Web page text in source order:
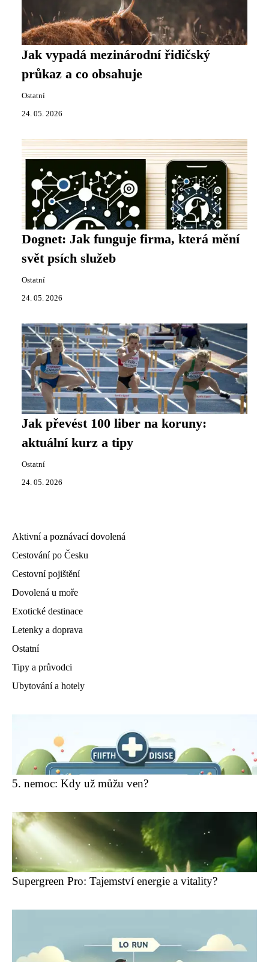
Jak vypadá mezinárodní řidičský
průkaz a co obsahuje
Ostatní
24. 05. 2026
Dognet: Jak funguje firma, která mění
svět psích služeb
Ostatní
24. 05. 2026
Jak převést 100 liber na koruny:
aktuální kurz a tipy
Ostatní
24. 05. 2026
Aktivní a poznávací dovolená
Cestování po Česku
Cestovní pojištění
Dovolená u moře
Exotické destinace
Letenky a doprava
Ostatní
Tipy a průvodci
Ubytování a hotely
5. nemoc: Kdy už můžu ven?
Supergreen Pro: Tajemství energie a vitality?